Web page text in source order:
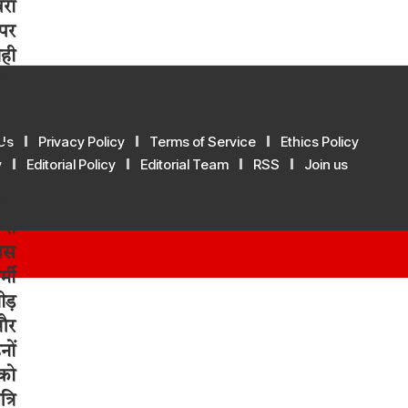
Privacy Policy Terms of Service
Ethics Policy
Editorial Policy Editorial Team RSS Join us